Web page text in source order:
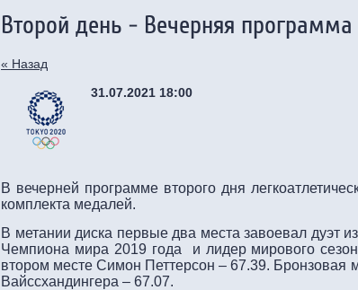
Второй день - Вечерняя программа
« Назад
31.07.2021 18:00
В вечерней программе второго дня
комплекта медалей.
В метании диска первые два места завоевал дуэт
Чемпиона мира 2019 года и лидер мирового
втором месте Симон Петтерсон – 67.39. Бронзовая
Вайссхандингера – 67.07.